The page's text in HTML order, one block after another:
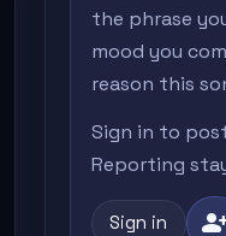
the phrase
mood you
reason this
Sign in to
Reporting
Sign in